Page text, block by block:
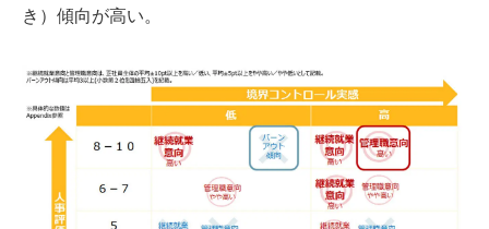
き）傾向が高い。